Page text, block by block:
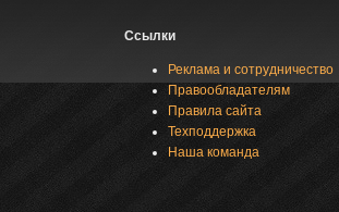
Ссылки
Реклама и сотрудничество
Правообладателям
Правила сайта
Техподдержка
Наша команда